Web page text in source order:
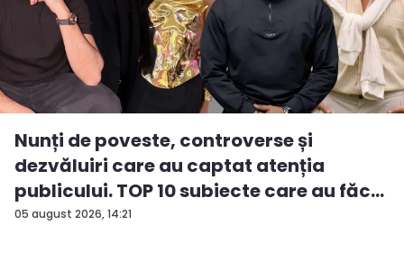
05 august 2026, 14:21
Nunți de poveste, controverse și
dezvăluiri care au captat atenția
publicului. TOP 10 subiecte care au făc...